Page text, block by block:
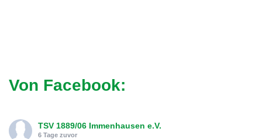
Von Facebook:
TSV 1889/06 Immenhausen e.V.
6 Tage zuvor